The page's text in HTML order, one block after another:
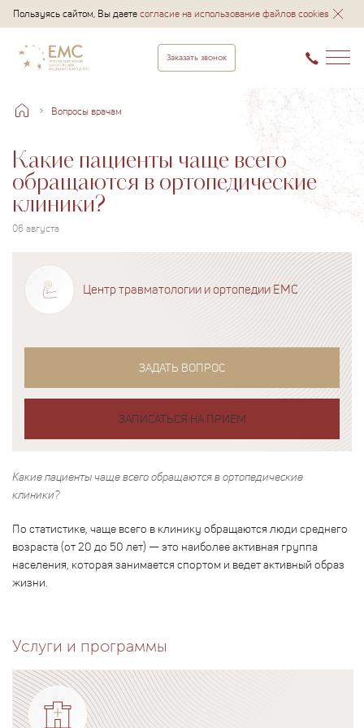
Пользуясь сайтом, Вы даетесогласие на использование файлов cookies
Заказать звонок
Вопросы врачам
Какие пациенты чаще всего
обращаются в ортопедические
клиники?
06 августа
Центр травматологии и ортопедии EMC
ЗАДАТЬ ВОПРОС
ЗАПИСАТЬСЯ НА ПРИЕМ
Какие пациенты чаще всего обращаются в ортопедические
клиники?
По статистике, чаще всего в клинику обращаются люди среднего
возраста (от 20 до 50 лет) — это наиболее активная группа
населения, которая занимается спортом и ведет активный образ
жизни.
Услуги и программы